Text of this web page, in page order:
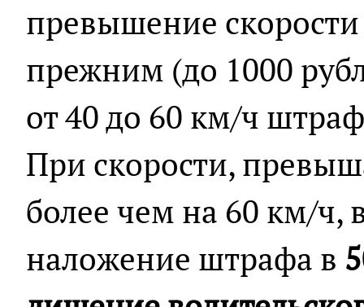
превышение скорости
прежним (до 1000
от 40 до 60 км/ч
При скорости,
более чем на 60 км/ч,
наложение штрафа в